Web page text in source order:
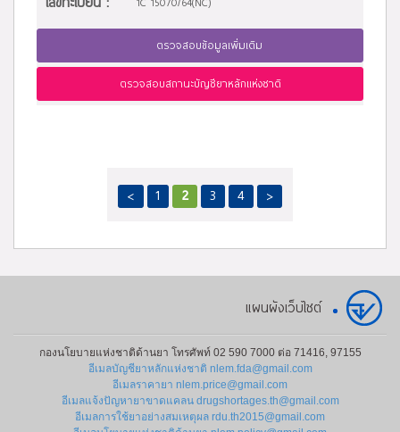
ตรวจสอบข้อมูลเพิ่มเติม
ตรวจสอบสถานะบัญชียาหลักแห่งชาติ
< 1 2 3 4 >
แผนผังเว็บไซต์
กองนโยบายแห่งชาติด้านยา โทรศัพท์ 02 590 7000 ต่อ 71416, 97155
อีเมลบัญชียาหลักแห่งชาติ nlem.fda@gmail.com
อีเมลราคายา nlem.price@gmail.com
อีเมลแจ้งปัญหายาขาดแคลน drugshortages.th@gmail.com
อีเมลการใช้ยาอย่างสมเหตุผล rdu.th2015@gmail.com